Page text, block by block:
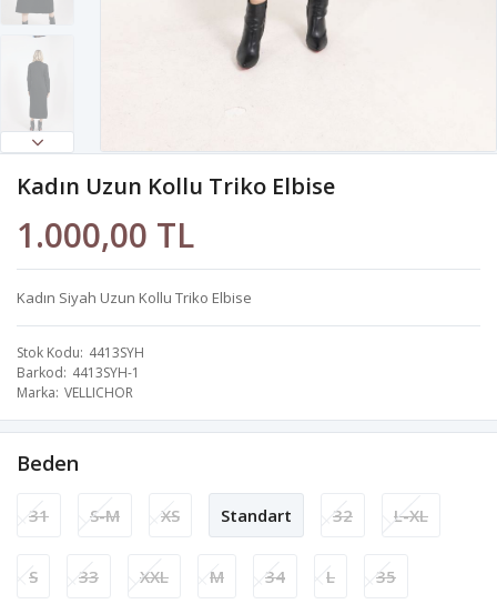
Kadın Uzun Kollu Triko Elbise
1.000,00 TL
Kadın Siyah Uzun Kollu Triko Elbise
Stok Kodu 4413SYH
Barkod 4413SYH-1
Marka VELLICHOR
Beden
31 S-M XS Standart 32 L-XL
S 33 XXL M 34 L 35